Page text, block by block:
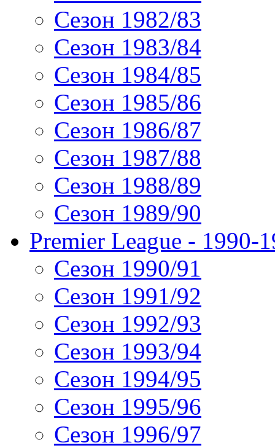
Сезон 1982/83
Сезон 1983/84
Сезон 1984/85
Сезон 1985/86
Сезон 1986/87
Сезон 1987/88
Сезон 1988/89
Сезон 1989/90
Premier League - 1990-
Сезон 1990/91
Сезон 1991/92
Сезон 1992/93
Сезон 1993/94
Сезон 1994/95
Сезон 1995/96
Сезон 1996/97